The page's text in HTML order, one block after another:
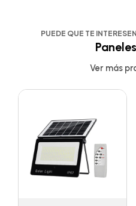
PUEDE QUE TE
Ver más